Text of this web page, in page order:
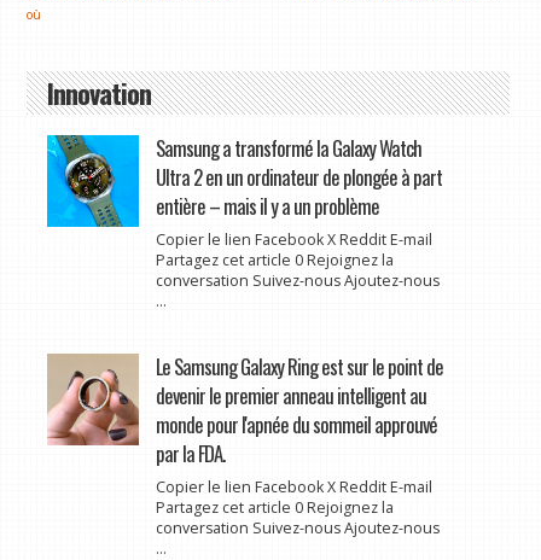
où
Innovation
Samsung a transformé la Galaxy Watch
Ultra 2 en un ordinateur de plongée à part
entière – mais il y a un problème
Copier le lien Facebook X Reddit E-mail
Partagez cet article 0 Rejoignez la
conversation Suivez-nous Ajoutez-nous
...
Le Samsung Galaxy Ring est sur le point de
devenir le premier anneau intelligent au
monde pour l'apnée du sommeil approuvé
par la FDA.
Copier le lien Facebook X Reddit E-mail
Partagez cet article 0 Rejoignez la
conversation Suivez-nous Ajoutez-nous
...